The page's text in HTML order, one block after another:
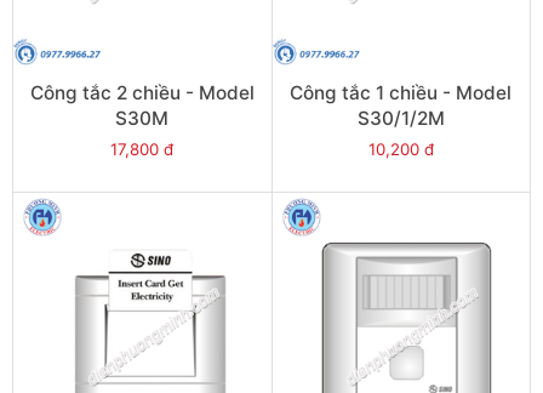
Công tắc 2 chiều - Model
S30M
17,800 đ
Công tắc 1 chiều - Model
S30/1/2M
10,200 đ